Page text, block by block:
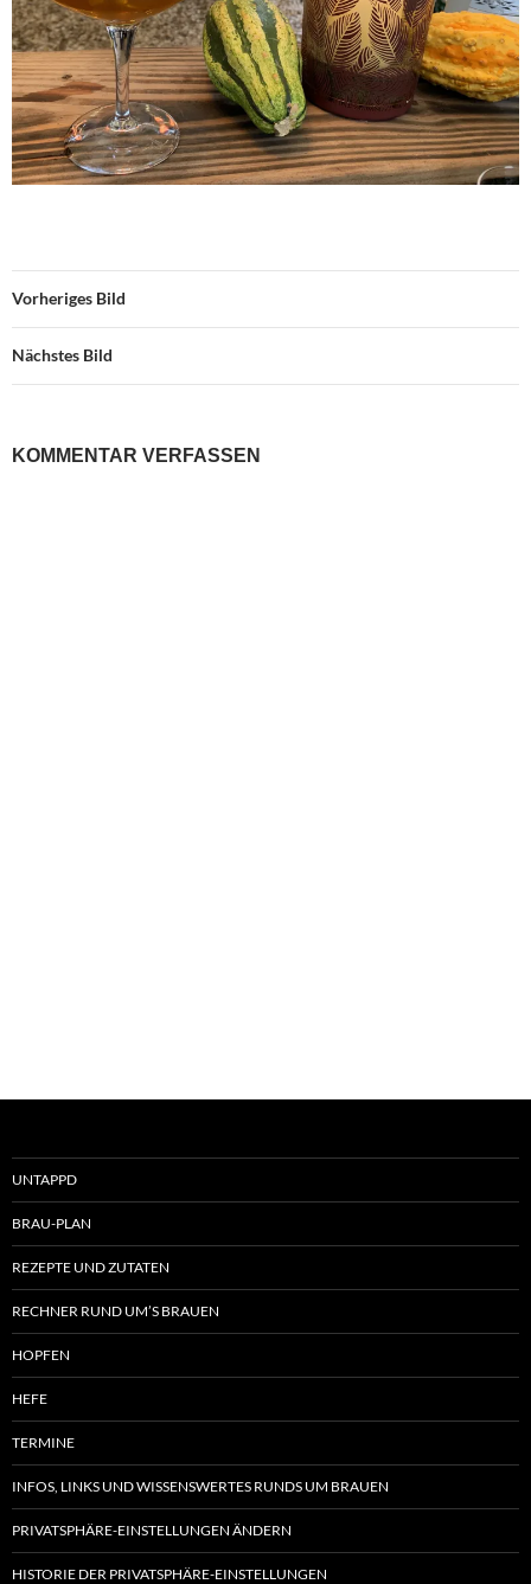
Vorheriges Bild
Nächstes Bild
KOMMENTAR VERFASSEN
UNTAPPD
BRAU-PLAN
REZEPTE UND ZUTATEN
RECHNER RUND UM’S BRAUEN
HOPFEN
HEFE
TERMINE
INFOS, LINKS UND WISSENSWERTES RUNDS UM BRAUEN
PRIVATSPHÄRE-EINSTELLUNGEN ÄNDERN
HISTORIE DER PRIVATSPHÄRE-EINSTELLUNGEN